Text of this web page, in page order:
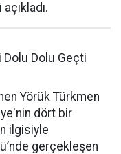
Dolu Dolu Geçti
Yörük Türkmen
dört bir
ilgisiyle
gerçekleşen